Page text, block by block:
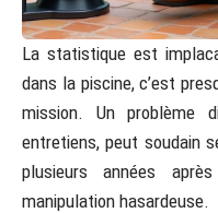
La statistique est
dans la piscine, c’est
mission. Un problème
entretiens, peut soudain
plusieurs années
manipulation hasardeuse.